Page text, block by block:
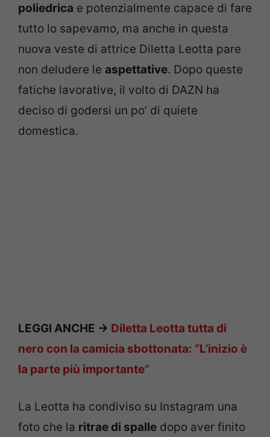
poliedrica e potenzialmente capace di fare
tutto lo sapevamo, ma anche in questa
nuova veste di attrice Diletta Leotta pare
non deludere le aspettative. Dopo queste
fatiche lavorative, il volto di DAZN ha
deciso di godersi un po’ di quiete
domestica.
LEGGI ANCHE -> Diletta Leotta tutta di
nero con la camicia sbottonata: “L’inizio è
la parte più importante”
La Leotta ha condiviso su Instagram una
foto che la ritrae di spalle dopo aver finito